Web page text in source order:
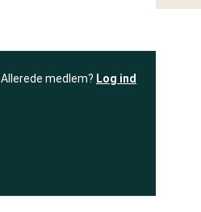
Allerede medlem? Log ind